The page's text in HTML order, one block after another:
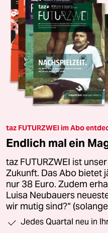
taz FUTURZWEI im Abo
Endlich mal ein
taz FUTURZWEI ist
Zukunft. Das Abo bietet
nur 38 Euro. Zudem
Luisa Neubauers
wir mutig sind?“
Jedes Quartal neu in